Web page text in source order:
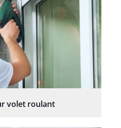
volet roulant